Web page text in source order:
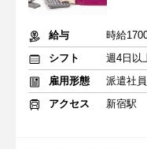
給与
時給
シフト
週4日以
雇用形態
派遣社員
アクセス
新宿駅